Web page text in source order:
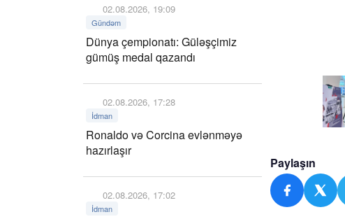
02.08.2026, 19:09
Gündəm
Dünya çempionatı: Güləşçimiz
gümüş medal qazandı
02.08.2026, 17:28
İdman
Ronaldo və Corcina evlənməyə
hazırlaşır
02.08.2026, 17:02
İdman
Paylaşın